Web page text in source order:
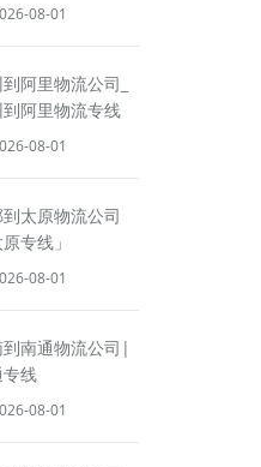
08-01
阿里物流公司_
阿里物流专线
08-01
太原物流公司
原专线」
08-01
南通物流公司|
线
08-01